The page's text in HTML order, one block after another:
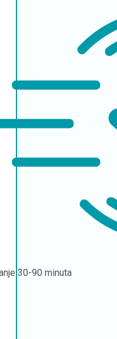
30-90 minuta